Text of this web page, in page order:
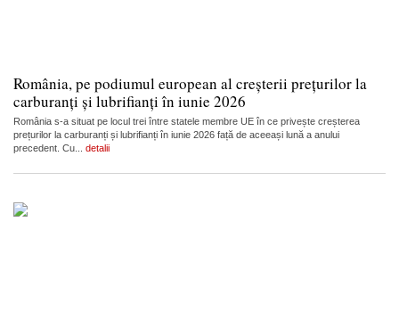
România, pe podiumul european al creșterii prețurilor la
carburanți și lubrifianți în iunie 2026
România s-a situat pe locul trei între statele membre UE în ce privește creșterea
prețurilor la carburanți și lubrifianți în iunie 2026 față de aceeași lună a anului
precedent. Cu... detalii